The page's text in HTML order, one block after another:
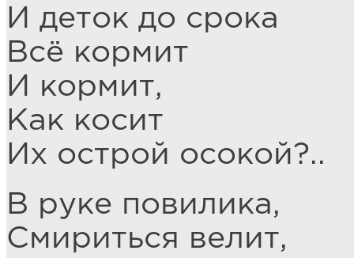
И деток до срока
Всё кормит
И кормит,
Как косит
Их острой осокой?..
В руке повилика,
Смириться велит,